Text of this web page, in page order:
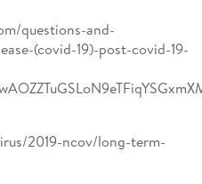
questions-and-
(covid-19)-post-covid-19-
2019-ncov/long-term-